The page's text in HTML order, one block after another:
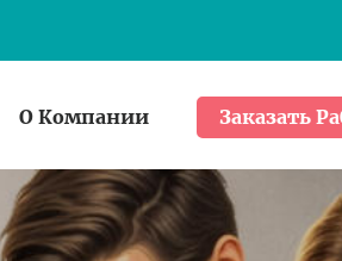
О Компании Заказать